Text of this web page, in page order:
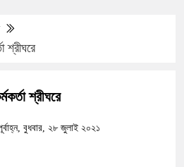
শ্রীঘরে
শ্রীঘরে
বুধবার, ২৮ জুলাই ২০২১